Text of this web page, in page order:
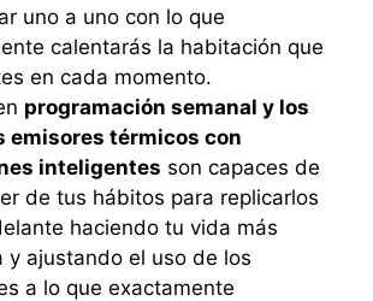
uno a uno con lo que
calentarás la habitación que
en cada momento.
programación semanal y los
emisores térmicos con
inteligentes son capaces de
de tus hábitos para replicarlos
haciendo tu vida más
y ajustando el uso de los
a lo que exactamente